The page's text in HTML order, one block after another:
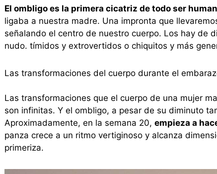
El ombligo es la primera cicatriz de todo ser
ligaba a nuestra madre. Una impronta que
señalando el centro de nuestro cuerpo. Los hay de
nudo. tímidos y extrovertidos o chiquitos y más
Las transformaciones del cuerpo durante el
Las transformaciones que el cuerpo de una mujer
son infinitas. Y el ombligo, a pesar de su diminuto
Aproximadamente, en la semana 20, empieza a
panza crece a un ritmo vertiginoso y alcanza
primeriza.